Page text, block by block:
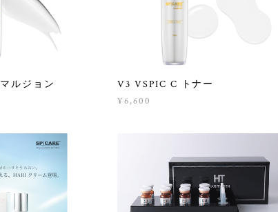
ルジョン V3 VSPIC C トナー
¥6,600